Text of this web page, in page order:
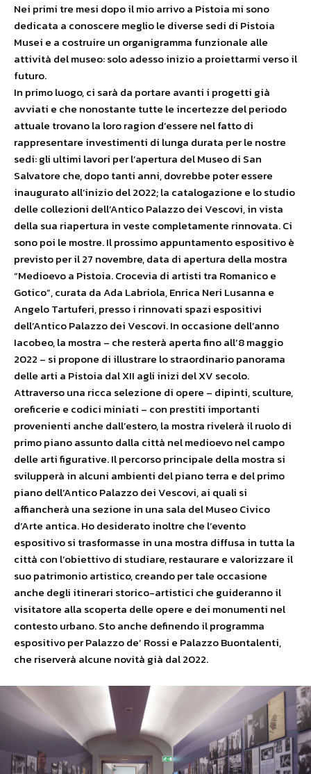
Nei primi tre mesi dopo il mio arrivo a Pistoia mi sono
dedicata a conoscere meglio le diverse sedi di Pistoia
Musei e a costruire un organigramma funzionale alle
attività del museo: solo adesso inizio a proiettarmi verso il
futuro.
In primo luogo, ci sarà da portare avanti i progetti già
avviati e che nonostante tutte le incertezze del periodo
attuale trovano la loro ragion d’essere nel fatto di
rappresentare investimenti di lunga durata per le nostre
sedi: gli ultimi lavori per l’apertura del Museo di San
Salvatore che, dopo tanti anni, dovrebbe poter essere
inaugurato all’inizio del 2022; la catalogazione e lo studio
delle collezioni dell’Antico Palazzo dei Vescovi, in vista
della sua riapertura in veste completamente rinnovata. Ci
sono poi le mostre. Il prossimo appuntamento espositivo è
previsto per il 27 novembre, data di apertura della mostra
“Medioevo a Pistoia. Crocevia di artisti tra Romanico e
Gotico”, curata da Ada Labriola, Enrica Neri Lusanna e
Angelo Tartuferi, presso i rinnovati spazi espositivi
dell’Antico Palazzo dei Vescovi. In occasione dell’anno
Iacobeo, la mostra – che resterà aperta fino all’8 maggio
2022 – si propone di illustrare lo straordinario panorama
delle arti a Pistoia dal XII agli inizi del XV secolo.
Attraverso una ricca selezione di opere – dipinti, sculture,
oreficerie e codici miniati – con prestiti importanti
provenienti anche dall’estero, la mostra rivelerà il ruolo di
primo piano assunto dalla città nel medioevo nel campo
delle arti figurative. Il percorso principale della mostra si
svilupperà in alcuni ambienti del piano terra e del primo
piano dell’Antico Palazzo dei Vescovi, ai quali si
affiancherà una sezione in una sala del Museo Civico
d’Arte antica. Ho desiderato inoltre che l’evento
espositivo si trasformasse in una mostra diffusa in tutta la
città con l’obiettivo di studiare, restaurare e valorizzare il
suo patrimonio artistico, creando per tale occasione
anche degli itinerari storico-artistici che guideranno il
visitatore alla scoperta delle opere e dei monumenti nel
contesto urbano. Sto anche definendo il programma
espositivo per Palazzo de’ Rossi e Palazzo Buontalenti,
che riserverà alcune novità già dal 2022.